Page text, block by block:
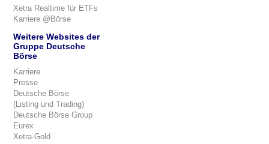
Xetra Realtime für ETFs
Karriere @Börse
Weitere Websites der
Gruppe Deutsche
Börse
Karriere
Presse
Deutsche Börse
(Listing und Trading)
Deutsche Börse Group
Eurex
Xetra-Gold